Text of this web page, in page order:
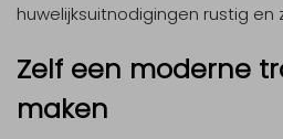
huwelijksuitnodigingen rustig en
Zelf een moderne
maken